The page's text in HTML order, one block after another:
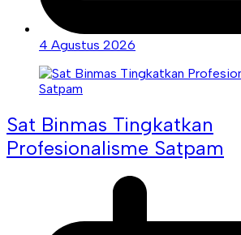
4 Agustus 2026
Sat Binmas Tingkatkan
Profesionalisme Satpam